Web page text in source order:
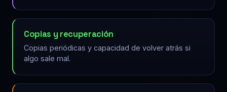
Copias y recuperación
Copias periódicas y capacidad de volver atrás si
algo sale mal.